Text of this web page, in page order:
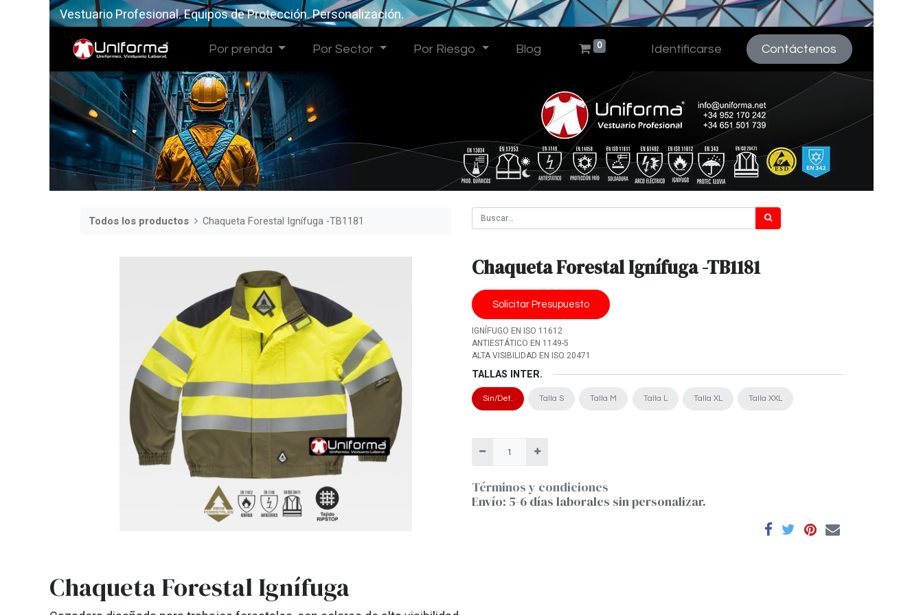
Vestuario Profesional. Equipos de Protección. Personalización.
Por prenda Por Sector Por Riesgo Blog 0 Identificarse Contáctenos
Todos los productos Chaqueta Forestal Ignífuga -TB1181
Chaqueta Forestal Ignífuga -TB1181
Solicitar Presupuesto
IGNÍFUGO EN ISO 11612
ANTIESTÁTICO EN 1149-5
ALTA VISIBILIDAD EN ISO 20471
TALLAS INTER.
Sin/Det. Talla S Talla M Talla L Talla XL Talla XXL
Términos y condiciones
Envío: 5-6 días laborales sin personalizar.
Chaqueta Forestal Ignífuga